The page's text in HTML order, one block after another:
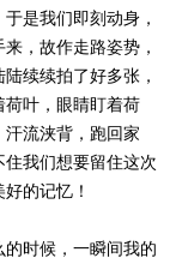
是我们即刻动身，
，故作走路姿势，
续续拍了好多张，
荷叶，眼睛盯着荷
流浃背，跑回家
我们想要留住这次
的记忆！
时候，一瞬间我的